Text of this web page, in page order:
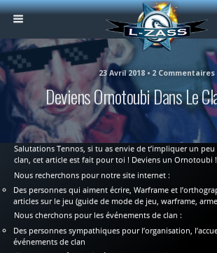
23 Avril 2018 • 2 Commentaires
Deviens Ornotoubi Dans Le
Salutations Tennos, si tu as envie de t’impliquer un
clan, cet article est fait pour toi ! Deviens un Ornotoubi !
Nous recherchons pour notre site internet :
Des personnes qui aiment écrire, Warframe et
articles sur le jeu (guide de mode de jeu, warframe,
Nous cherchons pour les événements de clan :
Des personnes sympathiques pour l’organisation,
événements de clan